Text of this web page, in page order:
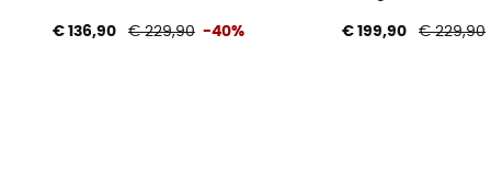
€ 136,90 € 229,90 -40% € 199,90 € 229,90